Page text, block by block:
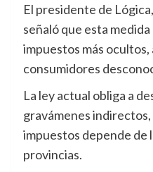
El presidente de
señaló que esta
impuestos más ocultos,
consumidores
La ley actual obliga a
gravámenes
impuestos depende de
provincias.